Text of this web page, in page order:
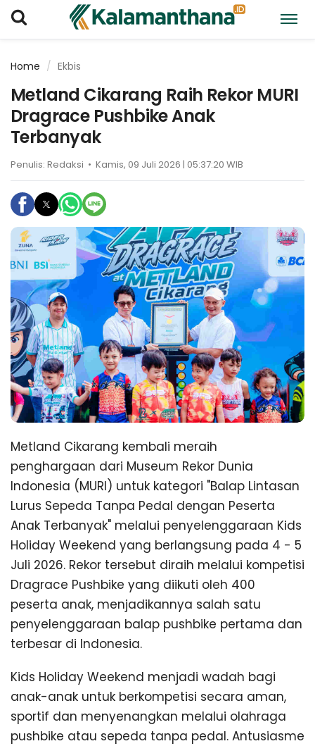
Home Ekbis
Metland Cikarang Raih Rekor MURI
Dragrace Pushbike Anak
Terbanyak
Penulis: Redaksi • Kamis, 09 Juli 2026 | 05:37:20 WIB
Metland Cikarang kembali meraih
penghargaan dari Museum Rekor Dunia
Indonesia (MURI) untuk kategori "Balap Lintasan
Lurus Sepeda Tanpa Pedal dengan Peserta
Anak Terbanyak" melalui penyelenggaraan Kids
Holiday Weekend yang berlangsung pada 4 - 5
Juli 2026. Rekor tersebut diraih melalui kompetisi
Dragrace Pushbike yang diikuti oleh 400
peserta anak, menjadikannya salah satu
penyelenggaraan balap pushbike pertama dan
terbesar di Indonesia.
Kids Holiday Weekend menjadi wadah bagi
anak-anak untuk berkompetisi secara aman,
sportif dan menyenangkan melalui olahraga
pushbike atau sepeda tanpa pedal. Antusiasme